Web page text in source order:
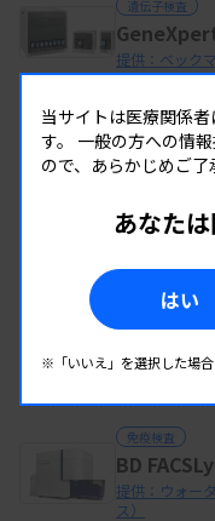
遺伝子検査
提供：ベック
この
同じカテゴリ
免疫検査
BD
提供：ウォー
ス）
免疫検査
BD
提供：ウォー
ス）
当サイトは医療関係
す。 一般の方への情
ので、あらかじめご了
あなた
はい
※「いいえ」を選択した場合